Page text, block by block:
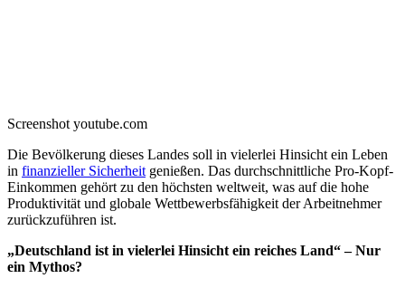
Screenshot youtube.com
Die Bevölkerung dieses Landes soll in vielerlei Hinsicht ein Leben
in finanzieller Sicherheit genießen. Das durchschnittliche Pro-Kopf-
Einkommen gehört zu den höchsten weltweit, was auf die hohe
Produktivität und globale Wettbewerbsfähigkeit der Arbeitnehmer
zurückzuführen ist.
„Deutschland ist in vielerlei Hinsicht ein reiches Land“ – Nur
ein Mythos?